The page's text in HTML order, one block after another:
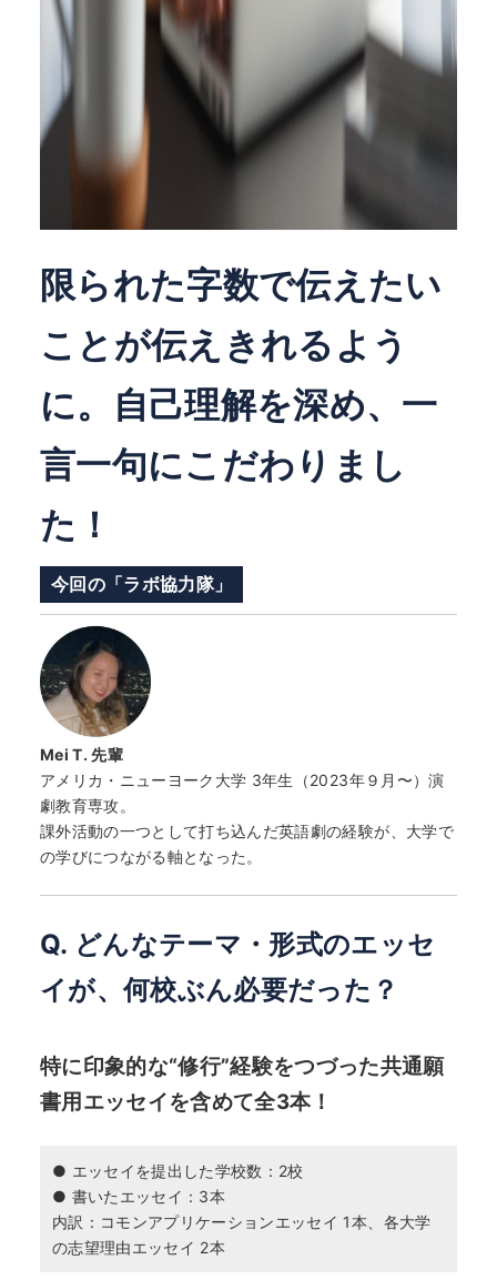
限られた字数で伝えたい
ことが伝えきれるよう
に。自己理解を深め、一
言一句にこだわりまし
た！
今回の「ラボ協力隊」
Mei T. 先輩
アメリカ・ニューヨーク大学 3年生（2023年９月〜）演
劇教育専攻。
課外活動の一つとして打ち込んだ英語劇の経験が、大学で
の学びにつながる軸となった。
Q. どんなテーマ・形式のエッセ
イが、何校ぶん必要だった？
特に印象的な“修行”経験をつづった共通願
書用エッセイを含めて全3本！
● エッセイを提出した学校数：2校
● 書いたエッセイ：3本
内訳：コモンアプリケーションエッセイ 1本、各大学
の志望理由エッセイ 2本